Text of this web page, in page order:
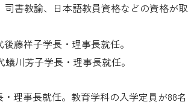
司書教諭、日本語教員資格などの資格が取
後藤祥子学長・理事長就任。
蟻川芳子学長・理事長就任。
・理事長就任。教育学科の入学定員が88名